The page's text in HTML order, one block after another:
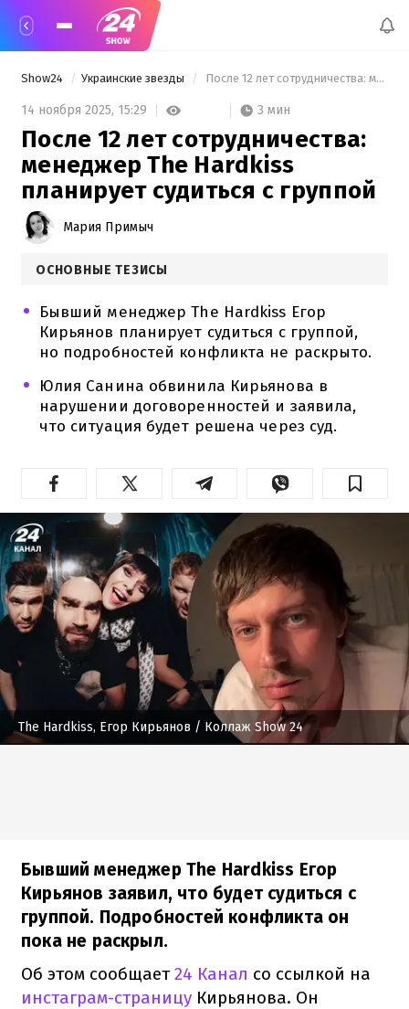
Show24 Украинские звезды После 12 лет сотрудничества: менеджер The Hardkiss планирует судиться с группой
14 ноября 2025, 15:29 3 мин
После 12 лет сотрудничества:
менеджер The Hardkiss
планирует судиться с группой
Мария Примыч
ОСНОВНЫЕ ТЕЗИСЫ
Бывший менеджер The Hardkiss Егор
Кирьянов планирует судиться с группой,
но подробностей конфликта не раскрыто.
Юлия Санина обвинила Кирьянова в
нарушении договоренностей и заявила,
что ситуация будет решена через суд.
The Hardkiss, Егор Кирьянов / Коллаж Show 24
Бывший менеджер The Hardkiss Егор
Кирьянов заявил, что будет судиться с
группой. Подробностей конфликта он
пока не раскрыл.
Об этом сообщает24 Канал со ссылкой на
инстаграм-страницу Кирьянова. Он